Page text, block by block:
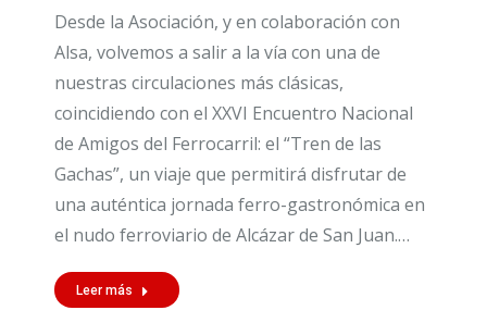
Desde la Asociación, y en colaboración con
Alsa, volvemos a salir a la vía con una de
nuestras circulaciones más clásicas,
coincidiendo con el XXVI Encuentro Nacional
de Amigos del Ferrocarril: el “Tren de las
Gachas”, un viaje que permitirá disfrutar de
una auténtica jornada ferro-gastronómica en
el nudo ferroviario de Alcázar de San Juan.…
Leer más